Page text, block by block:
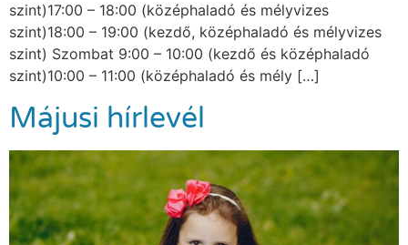
szint)17:00 – 18:00 (középhaladó és mélyvizes
szint)18:00 – 19:00 (kezdő, középhaladó és mélyvizes
szint) Szombat 9:00 – 10:00 (kezdő és középhaladó
szint)10:00 – 11:00 (középhaladó és mély […]
Májusi hírlevél